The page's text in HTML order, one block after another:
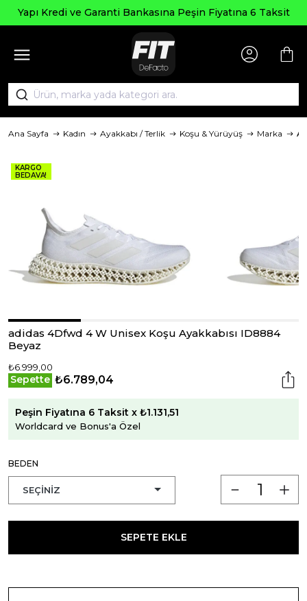
Yapı Kredi ve Garanti Bankasına Peşin Fiyatına 6 Taksit
Ana Sayfa Kadın Ayakkabı / Terlik Koşu & Yürüyüş Marka
KARGO
BEDAVA!
adidas 4Dfwd 4 W Unisex Koşu Ayakkabısı ID8884
Beyaz
₺6.999,00
Sepette ₺6.789,04
Peşin Fiyatına 6 Taksit x ₺1.131,51
Worldcard ve Bonus'a Özel
BEDEN
SEPETE EKLE